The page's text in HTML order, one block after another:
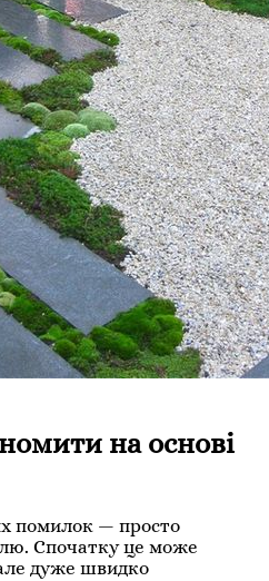
на основі
помилок — просто
Спочатку це може
дуже швидко